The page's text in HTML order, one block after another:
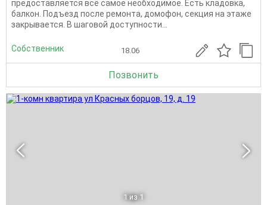
предоставляется всё самое необходимое. Есть кладовка,
балкон. Подъезд после ремонта, домофон, секция на этаже
закрывается. В шаговой доступности...
Собственник 18.06
Позвонить
1 из 1